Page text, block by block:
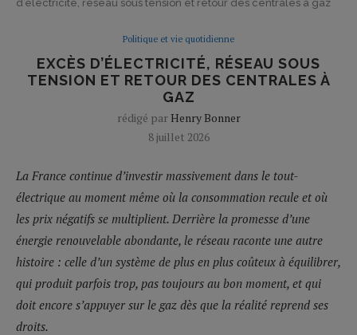
d’électricité, réseau sous tension et retour des centrales à gaz
Politique et vie quotidienne
EXCÈS D’ÉLECTRICITÉ, RÉSEAU SOUS
TENSION ET RETOUR DES CENTRALES À
GAZ
rédigé par Henry Bonner
8 juillet 2026
La France continue d’investir massivement dans le tout-
électrique au moment même où la consommation recule et où
les prix négatifs se multiplient. Derrière la promesse d’une
énergie renouvelable abondante, le réseau raconte une autre
histoire : celle d’un système de plus en plus coûteux à équilibrer,
qui produit parfois trop, pas toujours au bon moment, et qui
doit encore s’appuyer sur le gaz dès que la réalité reprend ses
droits.